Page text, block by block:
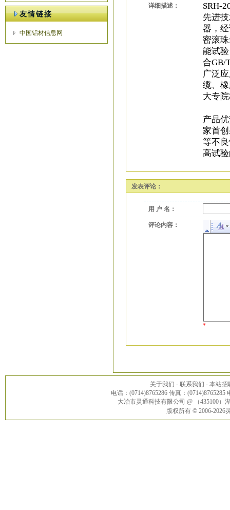
友情链接
中国铝材信息网
详细描述： SRH-2
先进
器，
密滚
能试
合GB/
广泛
缆、
大专
产品
家首
等不
高试
发表评论：
用 户 名：
评论内容：
*
关于我们 - 联系我们 - 本站招
电话：(0714)8765286 传真：(0714)8765285
大冶市灵通科技有限公司 @ （435100
版权所有 © 2006-2026